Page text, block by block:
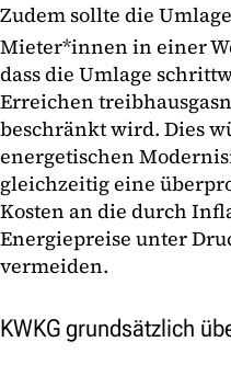
Zudem sollte die
Mieter*innen in einer
dass die Umlage
Erreichen
beschränkt wird. Dies
energetischen
gleichzeitig eine
Kosten an die durch
Energiepreise unter
vermeiden.
KWKG grundsätzlich